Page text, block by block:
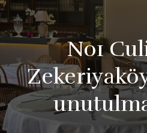
No1